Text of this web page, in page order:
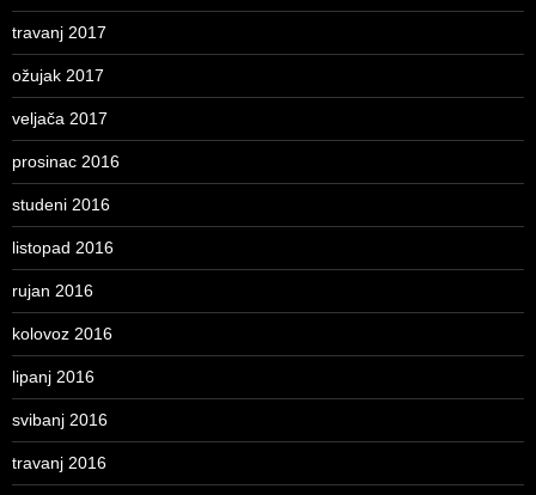
travanj 2017
ožujak 2017
veljača 2017
prosinac 2016
studeni 2016
listopad 2016
rujan 2016
kolovoz 2016
lipanj 2016
svibanj 2016
travanj 2016